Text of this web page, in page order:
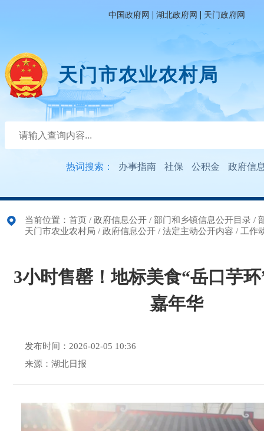
中国政府网 | 湖北政府网 | 天门政府网
天门市农业农村局
热词搜索： 办事指南 社保 公积金 政府信
当前位置： 首页 / 政府信息公开 / 部门和乡镇信息公开目录 /
天门市农业农村局 / 政府信息公开 / 法定主动公开内容 / 工作
3小时售罄！地标美食“岳口芋
嘉年华
发布时间：2026-02-05 10:36
来源：湖北日报